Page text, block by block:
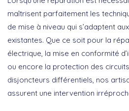
maîtrisent parfaitement les
de mise à niveau qui s’adaptent
existantes. Que ce soit pour la
électrique , la mise en conformité
ou encore la protection des
disjoncteurs différentiels , nos
assurent une intervention